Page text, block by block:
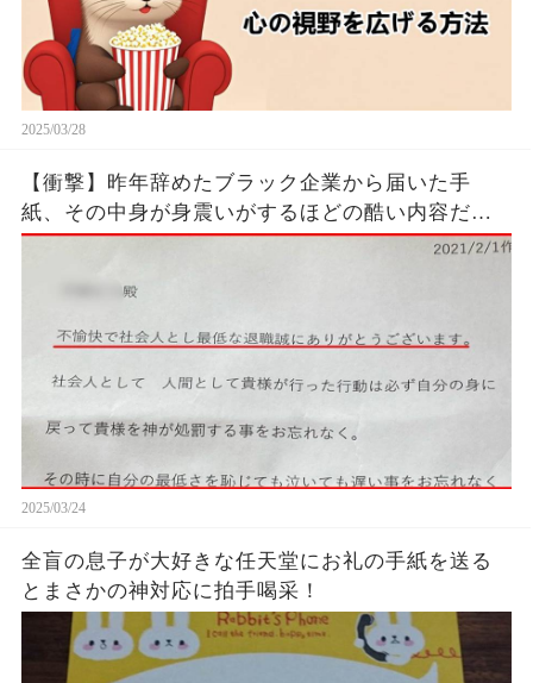
2025/03/28
【衝撃】昨年辞めたブラック企業から届いた手
紙、その中身が身震いがするほどの酷い内容だっ
た…...
2025/03/24
全盲の息子が大好きな任天堂にお礼の手紙を送る
とまさかの神対応に拍手喝采！